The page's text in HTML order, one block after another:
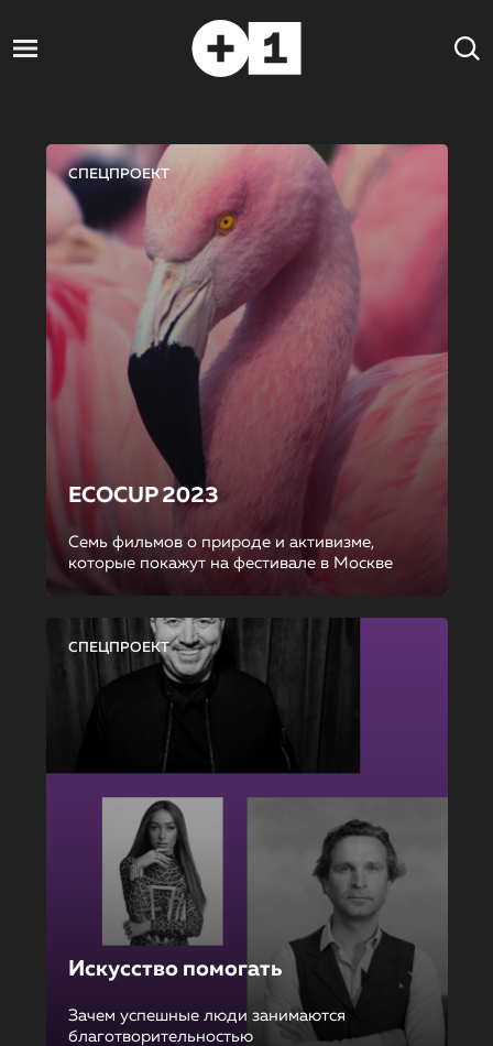
СПЕЦПРОЕКТ
ECOCUP 2023
Семь фильмов о природе и активизме,
которые покажут на фестивале в Москве
СПЕЦПРОЕКТ
Искусство помогать
Зачем успешные люди занимаются
благотворительностью